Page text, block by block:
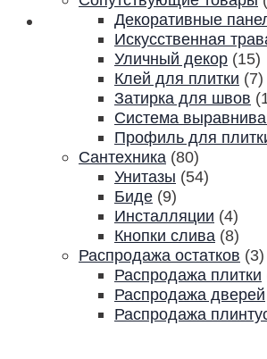
Декоративные
Искусственная
Уличный декор (15)
Клей для плитки (7)
Затирка для швов
Система
Профиль для
Сантехника (80)
Унитазы (54)
Биде (9)
Инсталляции (4)
Кнопки слива (8)
Распродажа остатков (3)
Распродажа плитки
Распродажа дверей
Распродажа